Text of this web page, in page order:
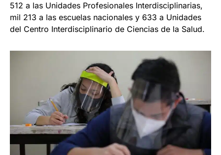
512 a las Unidades Profesionales Interdisciplinarias,
mil 213 a las escuelas nacionales y 633 a Unidades
del Centro Interdisciplinario de Ciencias de la Salud.